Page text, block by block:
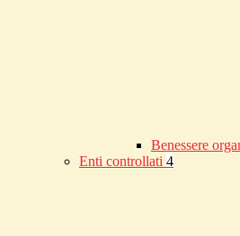
Benessere
Enti controllati 4